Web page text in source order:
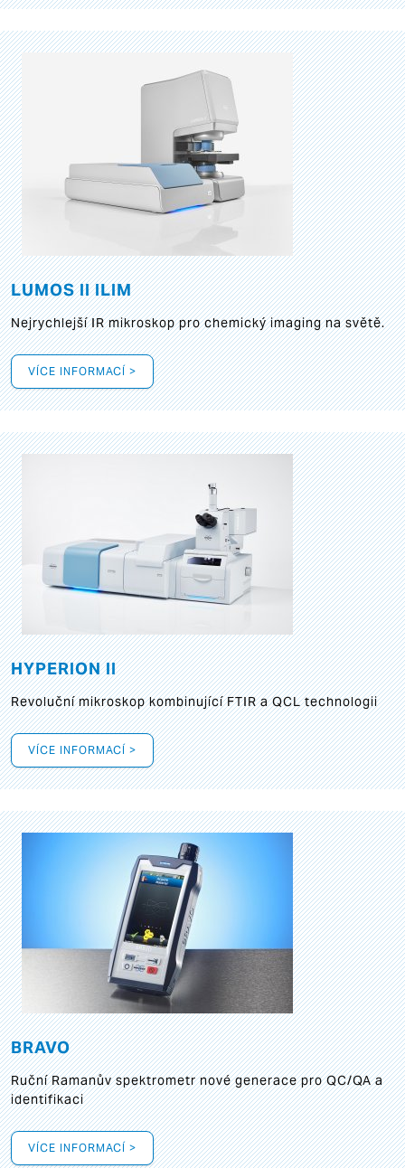
LUMOS II ILIM
Nejrychlejší IR mikroskop pro chemický imaging na světě.
VÍCE INFORMACÍ >
HYPERION II
Revoluční mikroskop kombinující FTIR a QCL technologii
VÍCE INFORMACÍ >
BRAVO
Ruční Ramanův spektrometr nové generace pro QC/QA a
identifikaci
VÍCE INFORMACÍ >